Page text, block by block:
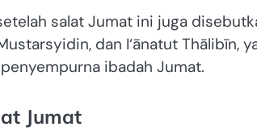
salat Jumat ini juga
dan I‘ānatut Thālibīn,
ibadah Jumat.
Jumat